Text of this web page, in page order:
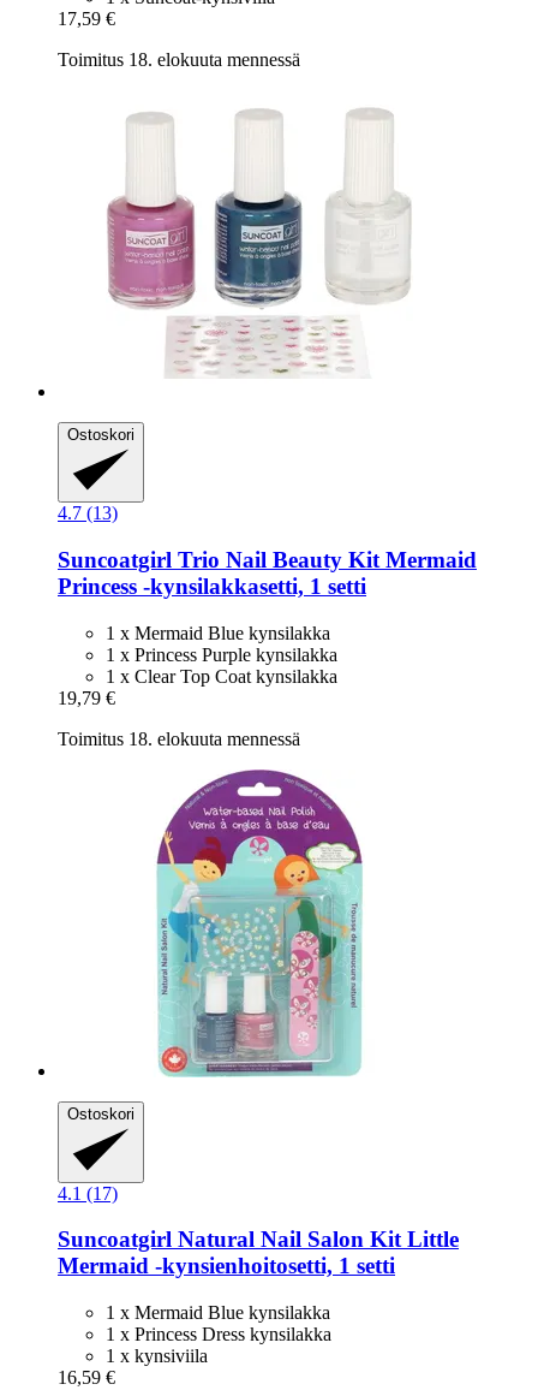
17,59 €
Toimitus 18. elokuuta mennessä
Ostoskori
4.7 (13)
Suncoatgirl Trio Nail Beauty Kit Mermaid
Princess -​kynsilakkasetti, 1 setti
1 x Mermaid Blue kynsilakka
1 x Princess Purple kynsilakka
1 x Clear Top Coat kynsilakka
19,79 €
Toimitus 18. elokuuta mennessä
Ostoskori
4.1 (17)
Suncoatgirl Natural Nail Salon Kit Little
Mermaid -​kynsienhoitosetti, 1 setti
1 x Mermaid Blue kynsilakka
1 x Princess Dress kynsilakka
1 x kynsiviila
16,59 €